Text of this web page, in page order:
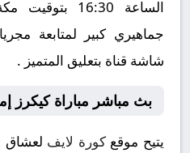
الساعة 16:30
جماهيري كبير لمتابعة
شاشة قناة بتعليق المتميز .
بث مباشر مباراة كيكرز
يتيح موقعكورة لايف لعشاق